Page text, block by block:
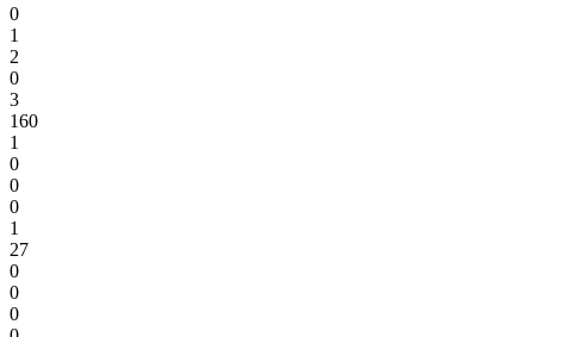
0
1
2
0
3
160
1
0
0
0
1
27
0
0
0